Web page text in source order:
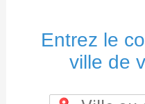
Entrez le
ville de